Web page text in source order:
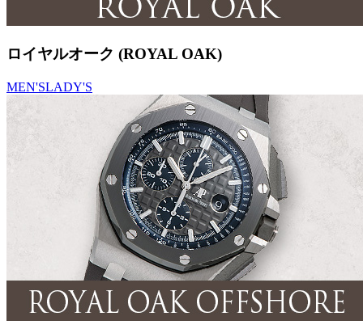
ロイヤルオーク (ROYAL OAK)
MEN'SLADY'S